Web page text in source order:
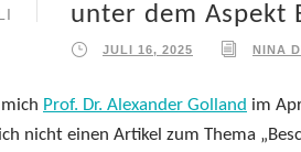
unter dem Aspekt
JULI 16, 2025 NINA
Prof. Dr. Alexander Golland im
nicht einen Artikel zum Thema